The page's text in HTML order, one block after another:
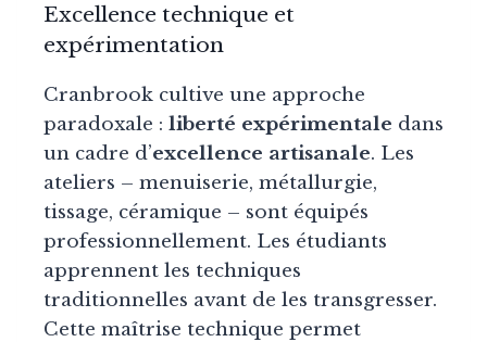
Excellence technique et
expérimentation
Cranbrook cultive une approche
paradoxale : liberté expérimentale dans
un cadre d’excellence artisanale. Les
ateliers – menuiserie, métallurgie,
tissage, céramique – sont équipés
professionnellement. Les étudiants
apprennent les techniques
traditionnelles avant de les transgresser.
Cette maîtrise technique permet